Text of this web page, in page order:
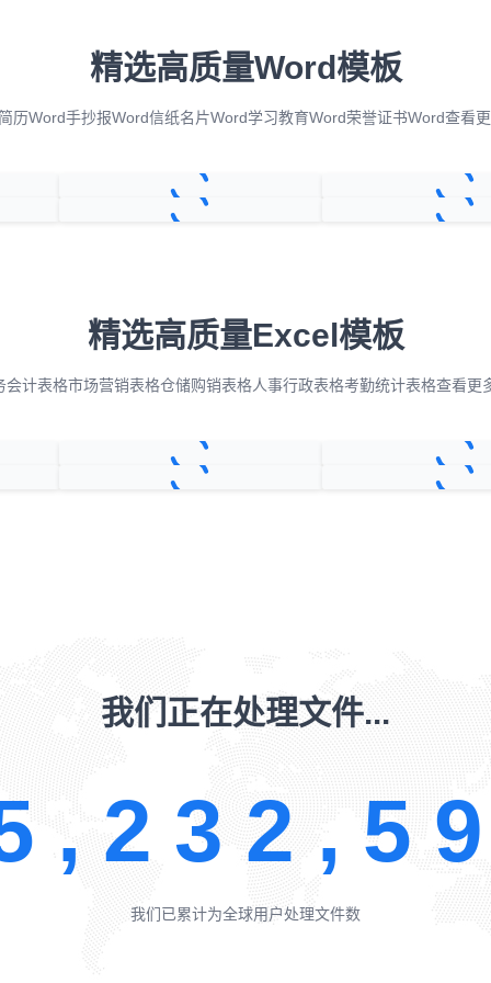
精选高质量Word模板
历Word手抄报Word信纸名片Word学习教育Word荣誉证书Word查看
精选高质量Excel模板
会计表格 市场营销表格 仓储购销表格人事行政表格 考勤统计表格 查看更